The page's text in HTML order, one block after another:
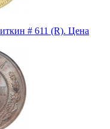
# 611 (R). Цена